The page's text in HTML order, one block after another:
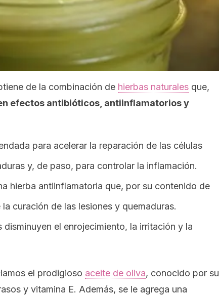
de la combinación de hierbas naturales que,
efectos antibióticos, antiinflamatorios y
para acelerar la reparación de las células
y, de paso, para controlar la inflamación.
hierba antiinflamatoria que, por su contenido de
curación de las lesiones y quemaduras.
disminuyen el enrojecimiento, la irritación y la
el prodigioso aceite de oliva, conocido por su
y vitamina E. Además, se le agrega una